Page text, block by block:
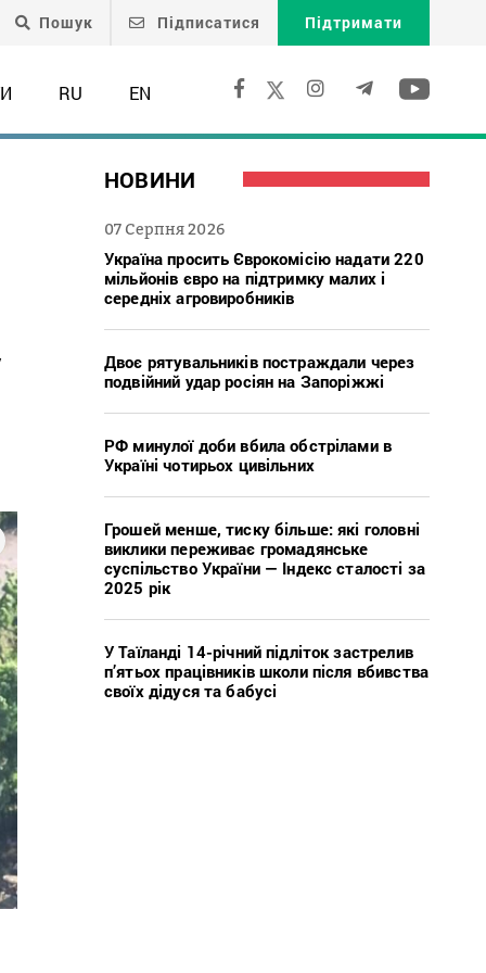
Пошук Підписатися Підтримати
RU EN
НОВИНИ
07 Серпня 2026
Україна просить Єврокомісію надати 220
мільйонів євро на підтримку малих і
середніх агровиробників
Двоє рятувальників постраждали через
подвійний удар росіян на Запоріжжі
РФ минулої доби вбила обстрілами в
Україні чотирьох цивільних
Грошей менше, тиску більше: які головні
виклики переживає громадянське
суспільство України — Індекс сталості за
2025 рік
У Таїланді 14-річний підліток застрелив
п’ятьох працівників школи після вбивства
своїх дідуся та бабусі